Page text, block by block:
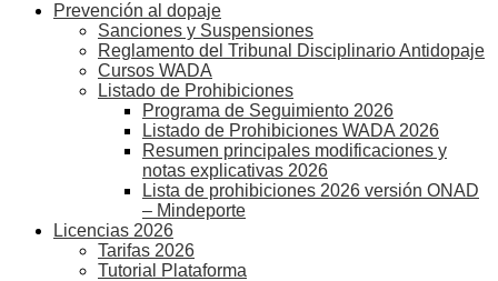
Prevención al dopaje
Sanciones y Suspensiones
Reglamento del Tribunal Disciplinario Antidopaje
Cursos WADA
Listado de Prohibiciones
Programa de Seguimiento 2026
Listado de Prohibiciones WADA 2026
Resumen principales modificaciones y
notas explicativas 2026
Lista de prohibiciones 2026 versión ONAD
– Mindeporte
Licencias 2026
Tarifas 2026
Tutorial Plataforma